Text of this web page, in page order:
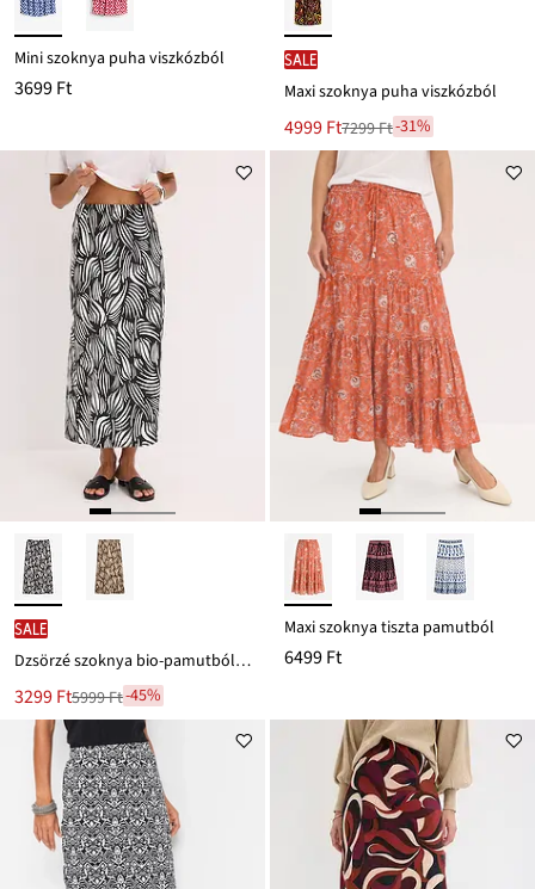
Mini szoknya puha viszkózból
3699 Ft
SALE
Maxi szoknya puha viszkózból
Új
ár
4999 Ft
Leárazva
7299 Ft
7299 Ft-31%
SALE
Dzsörzé szoknya bio-pamutból, elasztikus anyaggal
Új
3299 Ft
Leárazva
5999 Ft
Ft-
ról
5999 Ft-45%
Maxi szoknya tiszta pamutból
6499 Ft